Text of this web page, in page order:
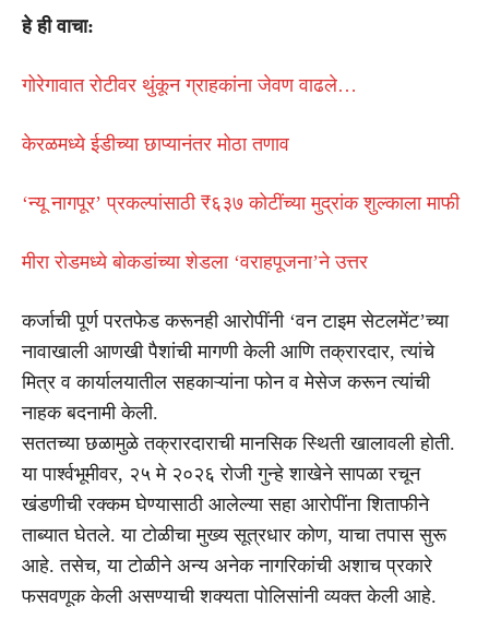
हे ही वाचा:
गोरेगावात रोटीवर थुंकून ग्राहकांना जेवण वाढले…
केरळमध्ये ईडीच्या छाप्यानंतर मोठा तणाव
‘न्यू नागपूर’ प्रकल्पांसाठी ₹६३७ कोटींच्या मुद्रांक शुल्काला माफी
मीरा रोडमध्ये बोकडांच्या शेडला ‘वराहपूजना’ने उत्तर
कर्जाची पूर्ण परतफेड करूनही आरोपींनी ‘वन टाइम सेटलमेंट’च्या
नावाखाली आणखी पैशांची मागणी केली आणि तक्रारदार, त्यांचे
मित्र व कार्यालयातील सहकाऱ्यांना फोन व मेसेज करून त्यांची
नाहक बदनामी केली.
सततच्या छळामुळे तक्रारदाराची मानसिक स्थिती खालावली होती.
या पार्श्वभूमीवर, २५ मे २०२६ रोजी गुन्हे शाखेने सापळा रचून
खंडणीची रक्कम घेण्यासाठी आलेल्या सहा आरोपींना शिताफीने
ताब्यात घेतले. या टोळीचा मुख्य सूत्रधार कोण, याचा तपास सुरू
आहे. तसेच, या टोळीने अन्य अनेक नागरिकांची अशाच प्रकारे
फसवणूक केली असण्याची शक्यता पोलिसांनी व्यक्त केली आहे.